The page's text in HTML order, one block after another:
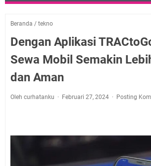
Beranda / tekno
Dengan Aplikasi
Sewa Mobil Semakin
dan Aman
Oleh curhatanku Februari 27, 2024 Posting